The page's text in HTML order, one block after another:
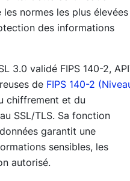
normes les plus
des informations
3.0 validé FIPS 140-2,
de FIPS 140-2
chiffrement et du
SSL/TLS. Sa fonction
garantit une
sensibles, les
autorisé.